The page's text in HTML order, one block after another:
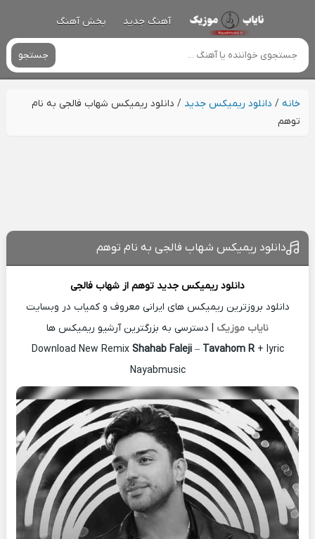
آهنگ جدید پخش آهنگ
جستجو
خانه/ دانلود ریمیکس جدید / دانلود ریمیکس شهاب فالجی به نام
توهم
دانلود ریمیکس شهاب فالجی به نام توهم
دانلود ریمیکس جدید توهم از شهاب فالجی
دانلود بروزترین ریمیکس های ایرانی معروف و کمیاب در وبسایت
نایاب موزیک | دسترسی به بزرگترین آرشیو ریمیکس ها
Download New Remix Shahab Faleji– Tavahom R+ lyric
Nayabmusic